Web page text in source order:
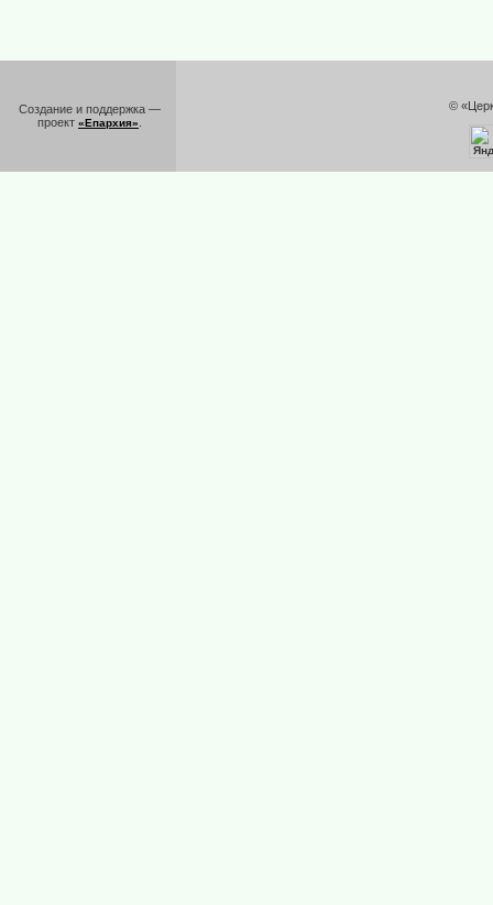
Создание и поддержка —
проект «Епархия»
©